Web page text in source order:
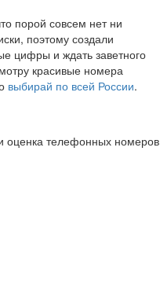
порой совсем нет ни
поэтому создали
цифры и ждать заветного
красивые номера
выбирай по всей России.
оценка телефонных номеров